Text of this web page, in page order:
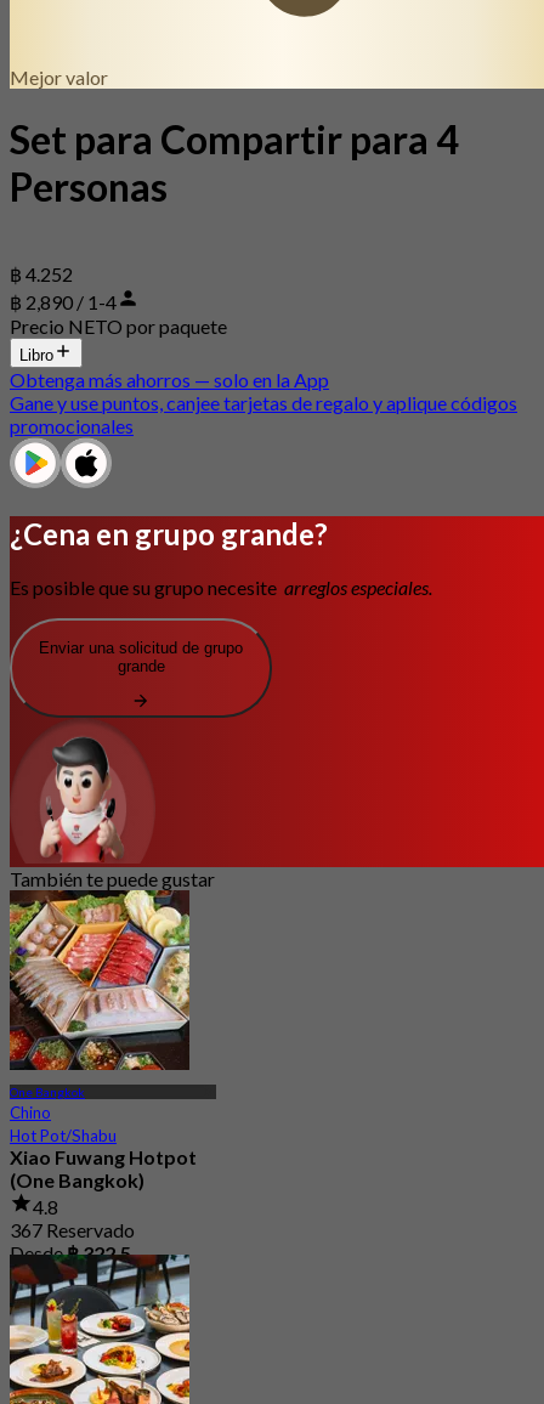
Mejor valor
Set para Compartir para 4
Personas
฿ 4.252
฿ 2,890 / 1-4
Precio NETO por paquete
Libro
Obtenga más ahorros — solo en la App
Gane y use puntos, canjee tarjetas de regalo y aplique códigos
promocionales
¿Cena en grupo grande?
Es posible que su grupo necesite arreglos especiales.
Enviar una solicitud de grupo
grande
También te puede gustar
One Bangkok
Chino
Hot Pot/Shabu
Xiao Fuwang Hotpot
(One Bangkok)
4.8
367 Reservado
Desde฿ 322.5